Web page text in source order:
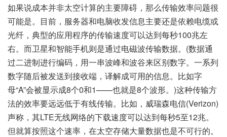
如果说成本并非太空计算的主要障碍，那么传输效率问题很
可能是。目前，服务器和电脑收发信息主要还是依赖电缆或
光纤，典型的应用程序的传输速度可以达到每秒100兆左
右。而卫星和智能手机则是通过电磁波传输数据。(数据通
过二进制进行编码，用一串波峰和波谷来区别数字。一系列
数字随后被发送到接收端，译解成可用的信息。比如字
母“A”会被显示成8个0和1——也就是8个波形。)这种传输方
法的效率要远远低于有线传输。比如，威瑞森电信(Verizon)
声称，其LTE无线网络的下载速度可以达到每秒5至12兆。
但就算按照这个速率，在太空存储大量数据也是不可行的。